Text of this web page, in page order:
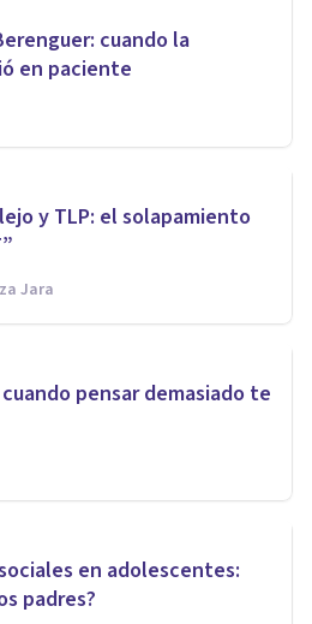
cuando la
en paciente
y TLP: el solapamiento
Jara
pensar demasiado te
en adolescentes:
padres?